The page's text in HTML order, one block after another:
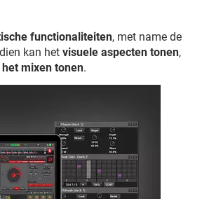
functionaliteiten, met name de
kan het visuele aspecten tonen,
mixen tonen.